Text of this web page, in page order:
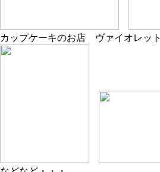
カップケーキのお店 ヴァイオレット